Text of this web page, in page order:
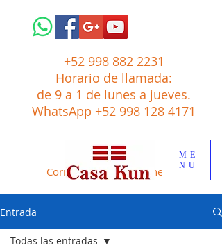
+52 998 882 2231
Horario de llamada:
de 9 a 1 de lunes a jueves.
WhatsApp +52 998 128 4171
Correo: tito@ casakun.net
ME
NU
Entrada
Todas las entradas